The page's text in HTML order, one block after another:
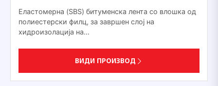
Еластомерна (SBS) битуменска лента со влошка од
полиестерски филц, за завршен слој на
хидроизолација на…
ВИДИ ПРОИЗВОД